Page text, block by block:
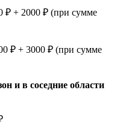
+ 2000 ₽ (при сумме
₽ + 3000 ₽ (при сумме
и в соседние области